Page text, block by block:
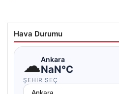
Hava Durumu
☁Ankara
NaN°C
ŞEHIR SEÇ